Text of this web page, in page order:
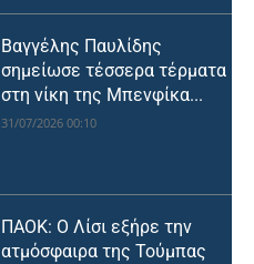
Βαγγέλης Παυλίδης
σημείωσε τέσσερα τέρματα
στη νίκη της Μπενφίκα...
31/07/2026 00:10
ΠΑΟΚ: Ο Λίσι εξήρε την
ατμόσφαιρα της Τούμπας